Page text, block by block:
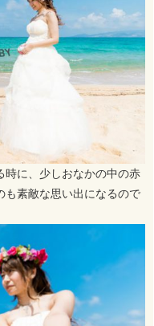
時に、少しおなかの中の赤
も素敵な思い出になるので